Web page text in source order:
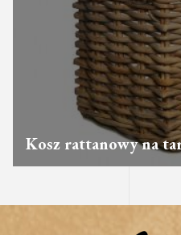
Kosz rattanowy na